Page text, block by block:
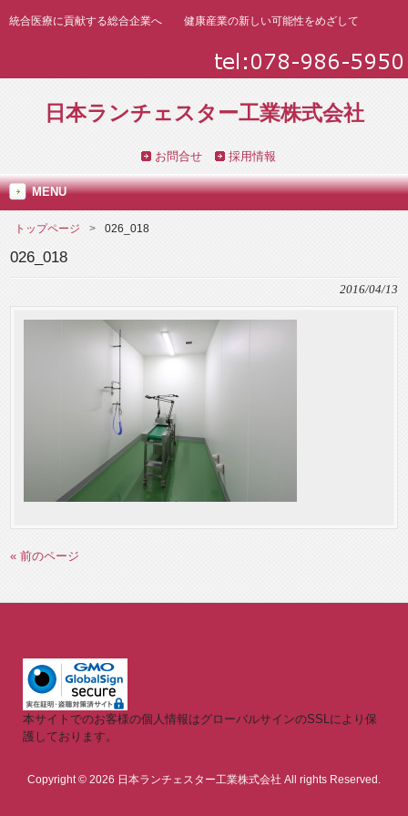
統合医療に貢献する総合企業へ 健康産業の新しい可能性をめざして
日本ランチェスター工業株式会社
お問合せ 採用情報
MENU
トップページ 026_018
026_018
2016/04/13
« 前のページ
本サイトでのお客様の個人情報はグローバルサインのSSLにより保
護しております。
Copyright © 2026 日本ランチェスター工業株式会社 All rights Reserved.